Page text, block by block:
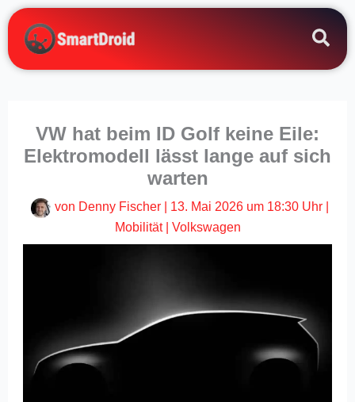
Zum
Inhalt
springen
VW hat beim ID Golf keine Eile:
Elektromodell lässt lange auf sich
warten
von Denny Fischer 13. Mai 2026 um 18:30 Uhr|
Mobilität| Volkswagen